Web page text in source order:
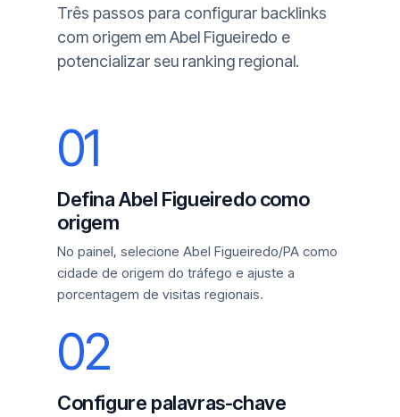
Três passos para configurar backlinks
com origem em Abel Figueiredo e
potencializar seu ranking regional.
01
Defina Abel Figueiredo como
origem
No painel, selecione Abel Figueiredo/PA como
cidade de origem do tráfego e ajuste a
porcentagem de visitas regionais.
02
Configure palavras-chave